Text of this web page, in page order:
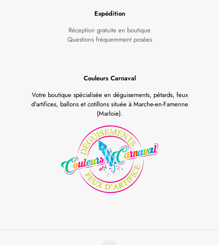
Expédition
Réception gratuite en boutique
Questions fréquemment posées
Couleurs Carnaval
Votre boutique spécialisée en déguisements, pétards, feux
d'artifices, ballons et cotillons située à Marche-en-Famenne
(Marloie).